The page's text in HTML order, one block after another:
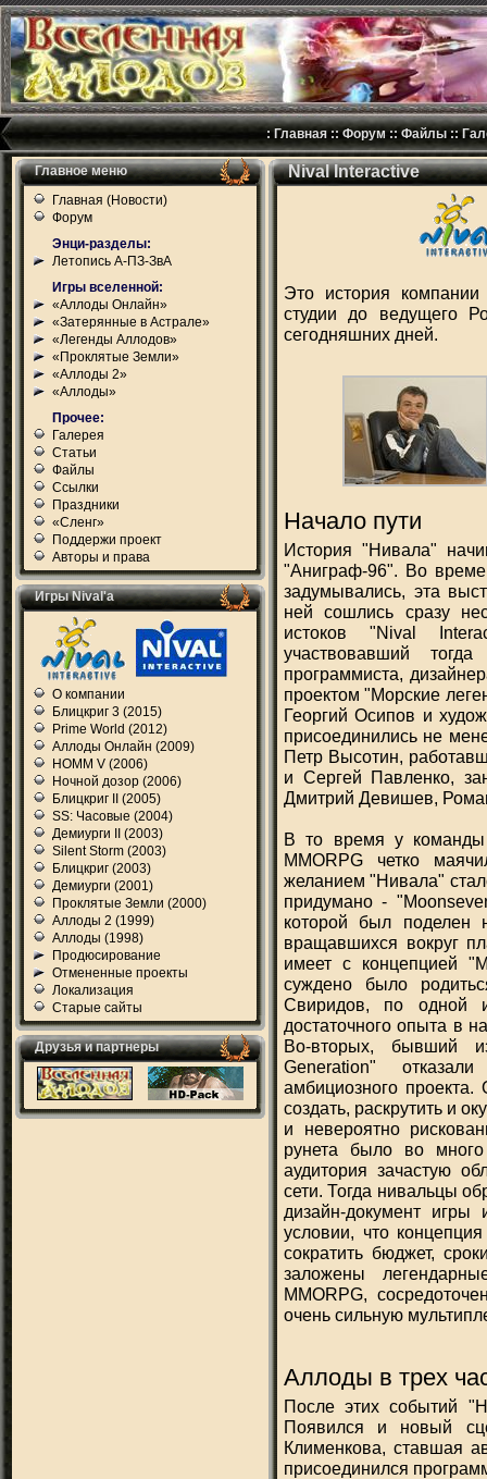
: Главная ::Форум ::Файлы ::
Главное меню
Главная (Новости)
Форум
Энци-разделы:
Летопись А-ПЗ-ЗвА
Игры вселенной:
«Аллоды Онлайн»
«Затерянные в Астрале»
«Легенды Аллодов»
«Проклятые Земли»
«Аллоды 2»
«Аллоды»
Прочее:
Галерея
Статьи
Файлы
Ссылки
Праздники
«Сленг»
Поддержи проект
Авторы и права
Игры Nival'а
О компании
Блицкриг 3 (2015)
Prime World (2012)
Аллоды Онлайн (2009)
HOMM V (2006)
Ночной дозор (2006)
Блицкриг II (2005)
SS: Часовые (2004)
Демиурги II (2003)
Silent Storm (2003)
Блицкриг (2003)
Демиурги (2001)
Проклятые Земли (2000)
Аллоды 2 (1999)
Аллоды (1998)
Продюсирование
Отмененные проекты
Локализация
Старые сайты
Друзья и партнеры
Nival Interactive
Это история
студии до ведущего
сегодняшних дней.
Начало пути
История "Нивала"
"Аниграф-96". Во
задумывались, эта
ней сошлись сразу
истоков "Nival
участвовавший
программиста,
проектом "Морские
Георгий Осипов и
присоединились не
Петр Высотин,
и Сергей Павленко,
Дмитрий Девишев,
В то время у
MMORPG четко
желанием "Нивала"
придумано -
которой был поделен
вращавшихся вокруг
имеет с концепцией
суждено было
Свиридов, по одной
достаточного опыта в
Во-вторых, бывший
Generation"
амбициозного
создать, раскрутить и
и невероятно
рунета было во
аудитория зачастую
сети. Тогда нивальцы
дизайн-документ
условии, что
сократить бюджет,
заложены
MMORPG,
очень сильную
Аллоды в трех
После этих событий
Появился и новый
Клименкова, ставшая
присоединился